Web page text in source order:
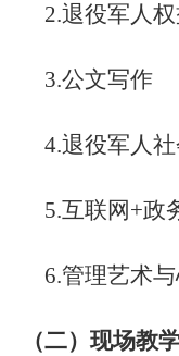
2.退役军人
3.公文写作
4.退役军人
5.互联网+政
6.管理艺术
（二）现场教